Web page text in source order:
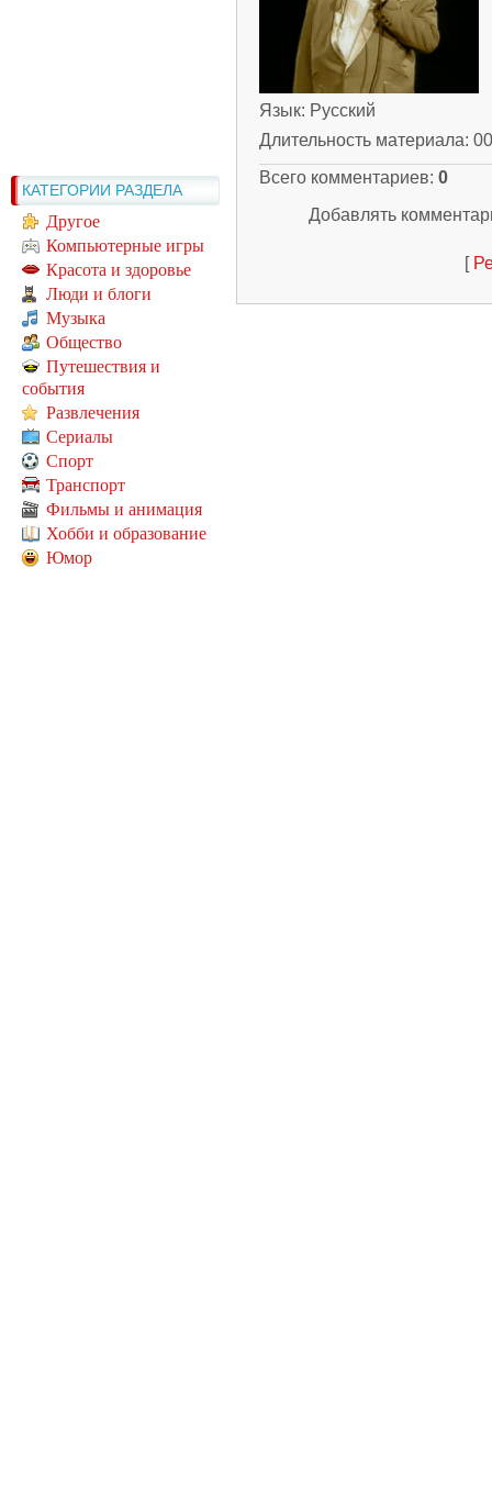
КАТЕГОРИИ РАЗДЕЛА
Другое
Компьютерные игры
Красота и здоровье
Люди и блоги
Музыка
Общество
Путешествия и
события
Развлечения
Сериалы
Спорт
Транспорт
Фильмы и анимация
Хобби и образование
Юмор
Язык: Русский
Длительность материала:
Всего комментариев: 0
Добавлять
[